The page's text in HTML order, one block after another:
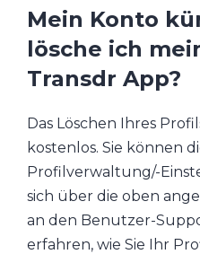
Mein Konto
lösche ich
Transdr App?
Das Löschen Ihres
kostenlos. Sie können
Profilverwaltung/-
sich über die oben
an den Benutzer-
erfahren, wie Sie Ihr